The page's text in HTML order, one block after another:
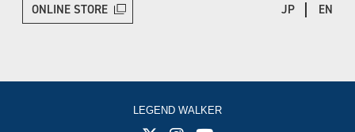
ONLINE STORE JP EN
LEGEND WALKER